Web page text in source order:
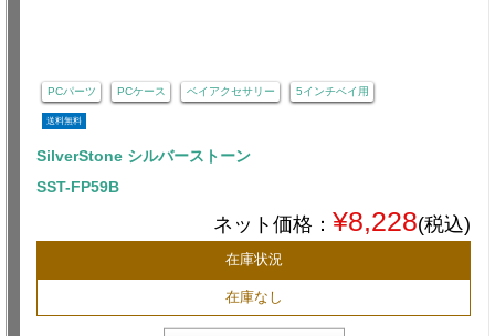
PCパーツ PCケース ベイアクセサリー 5インチベイ用
送料無料
SilverStone シルバーストーン
SST-FP59B
ネット価格： ¥8,228(税込)
在庫状況
在庫なし